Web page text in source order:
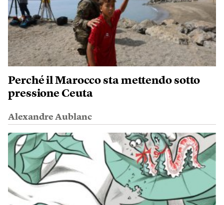
Perché il Marocco sta mettendo sotto
pressione Ceuta
Alexandre Aublanc